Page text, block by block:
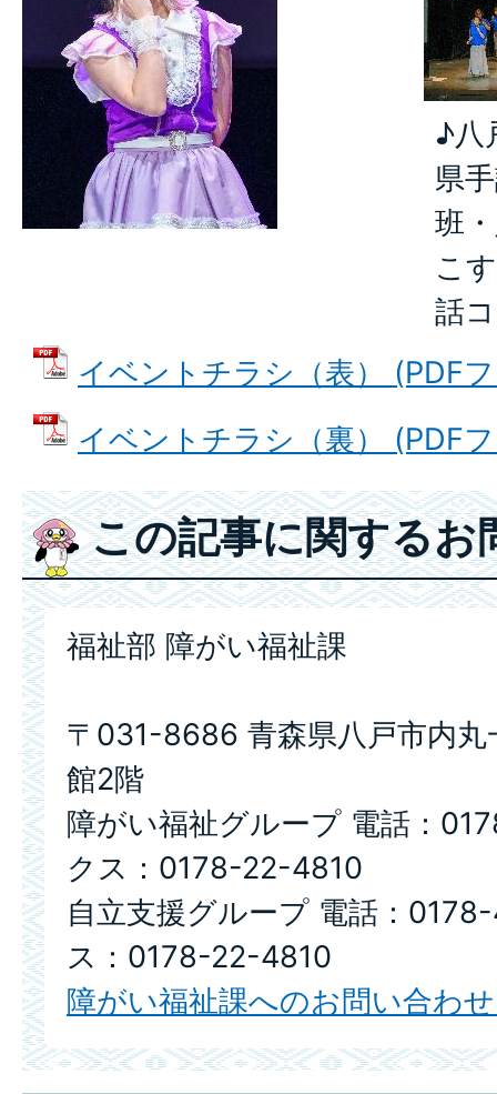
♪八
県
班
こ
話
イベントチラシ（表） (PDF
イベントチラシ（裏） (PDF
この記事に関するお
福祉部 障がい福祉課
〒031-8686 青森県八戸市内丸
館2階
障がい福祉グループ 電話：
クス：0178-22-4810
自立支援グループ 電話：
ス：0178-22-4810
障がい福祉課へのお問い合わ